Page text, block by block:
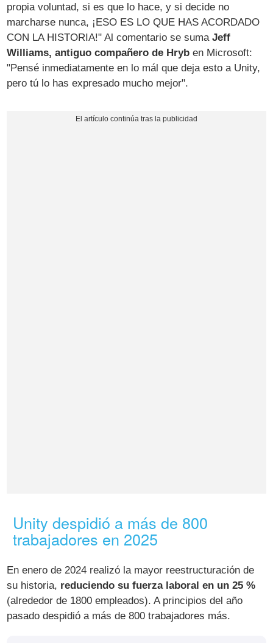
propia voluntad, si es que lo hace, y si decide no
marcharse nunca, ¡ESO ES LO QUE HAS ACORDADO
CON LA HISTORIA!" Al comentario se sumaJeff
Williams, antiguo compañero de Hryb en Microsoft:
"Pensé inmediatamente en lo mál que deja esto a Unity,
pero tú lo has expresado mucho mejor".
Unity despidió a más de 800
trabajadores en 2025
En enero de 2024 realizó la mayor reestructuración de
su historia, reduciendo su fuerza laboral en un 25 %
(alrededor de 1800 empleados). A principios del año
pasado despidió a más de 800 trabajadores más.